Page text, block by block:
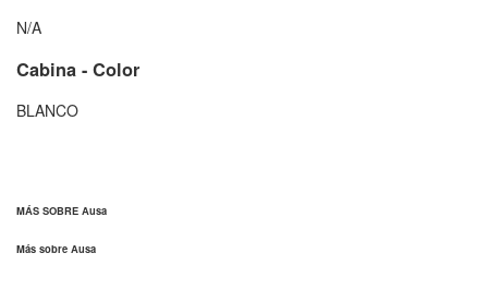
N/A
Cabina - Color
BLANCO
MÁS SOBRE Ausa
Más sobre Ausa